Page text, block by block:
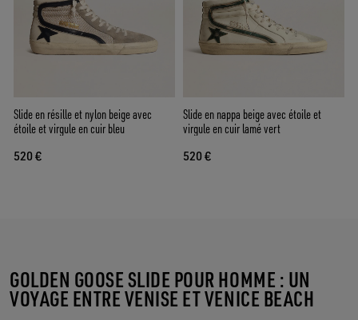
Slide en résille et nylon beige avec
étoile et virgule en cuir bleu
520 €
Slide en nappa beige avec étoile et
virgule en cuir lamé vert
520 €
GOLDEN GOOSE SLIDE POUR HOMME : UN
VOYAGE ENTRE VENISE ET VENICE BEACH